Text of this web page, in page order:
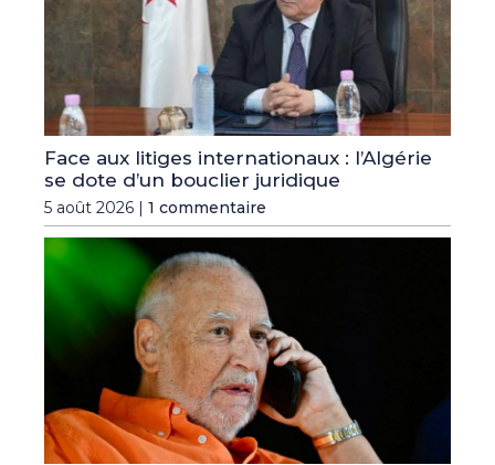
Face aux litiges internationaux : l’Algérie
se dote d’un bouclier juridique
5 août 2026 | 1 commentaire